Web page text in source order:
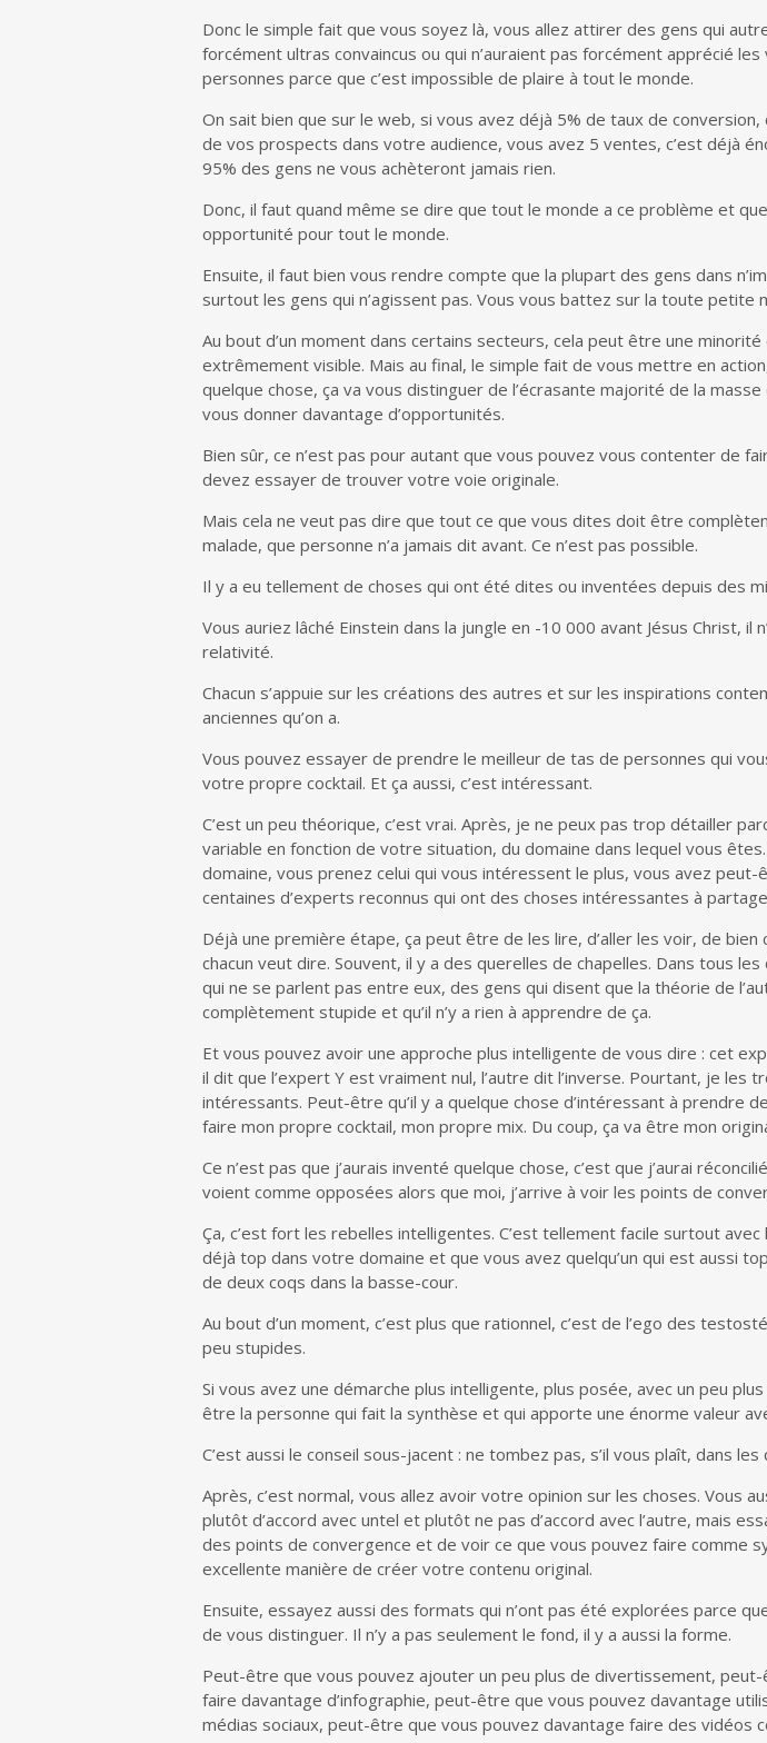
Donc le simple fait que vous soyez là, vous allez attirer des gens qui
forcément ultras convaincus ou qui n’auraient pas forcément apprécié
personnes parce que c’est impossible de plaire à tout le monde.
On sait bien que sur le web, si vous avez déjà 5% de taux de conversion,
de vos prospects dans votre audience, vous avez 5 ventes, c’est déjà
95% des gens ne vous achèteront jamais rien.
Donc, il faut quand même se dire que tout le monde a ce problème et
opportunité pour tout le monde.
Ensuite, il faut bien vous rendre compte que la plupart des gens dans
surtout les gens qui n’agissent pas. Vous vous battez sur la toute petite
Au bout d’un moment dans certains secteurs, cela peut être une
extrêmement visible. Mais au final, le simple fait de vous mettre en
quelque chose, ça va vous distinguer de l’écrasante majorité de la
vous donner davantage d’opportunités.
Bien sûr, ce n’est pas pour autant que vous pouvez vous contenter de
devez essayer de trouver votre voie originale.
Mais cela ne veut pas dire que tout ce que vous dites doit être
malade, que personne n’a jamais dit avant. Ce n’est pas possible.
Il y a eu tellement de choses qui ont été dites ou inventées depuis des
Vous auriez lâché Einstein dans la jungle en -10 000 avant Jésus Christ, il
relativité.
Chacun s’appuie sur les créations des autres et sur les inspirations
anciennes qu’on a.
Vous pouvez essayer de prendre le meilleur de tas de personnes qui
votre propre cocktail. Et ça aussi, c’est intéressant.
C’est un peu théorique, c’est vrai. Après, je ne peux pas trop détailler
variable en fonction de votre situation, du domaine dans lequel vous
domaine, vous prenez celui qui vous intéressent le plus, vous avez
centaines d’experts reconnus qui ont des choses intéressantes à
Déjà une première étape, ça peut être de les lire, d’aller les voir, de bien
chacun veut dire. Souvent, il y a des querelles de chapelles. Dans tous
qui ne se parlent pas entre eux, des gens qui disent que la théorie de
complètement stupide et qu’il n’y a rien à apprendre de ça.
Et vous pouvez avoir une approche plus intelligente de vous dire : cet
il dit que l’expert Y est vraiment nul, l’autre dit l’inverse. Pourtant, je les
intéressants. Peut-être qu’il y a quelque chose d’intéressant à prendre
faire mon propre cocktail, mon propre mix. Du coup, ça va être mon
Ce n’est pas que j’aurais inventé quelque chose, c’est que j’aurai
voient comme opposées alors que moi, j’arrive à voir les points de
Ça, c’est fort les rebelles intelligentes. C’est tellement facile surtout
déjà top dans votre domaine et que vous avez quelqu’un qui est aussi
de deux coqs dans la basse-cour.
Au bout d’un moment, c’est plus que rationnel, c’est de l’ego des
peu stupides.
Si vous avez une démarche plus intelligente, plus posée, avec un peu
être la personne qui fait la synthèse et qui apporte une énorme valeur
C’est aussi le conseil sous-jacent : ne tombez pas, s’il vous plaît, dans
Après, c’est normal, vous allez avoir votre opinion sur les choses. Vous
plutôt d’accord avec untel et plutôt ne pas d’accord avec l’autre, mais
des points de convergence et de voir ce que vous pouvez faire comme
excellente manière de créer votre contenu original.
Ensuite, essayez aussi des formats qui n’ont pas été explorées parce
de vous distinguer. Il n’y a pas seulement le fond, il y a aussi la forme.
Peut-être que vous pouvez ajouter un peu plus de divertissement,
faire davantage d’infographie, peut-être que vous pouvez davantage
médias sociaux, peut-être que vous pouvez davantage faire des vidéos